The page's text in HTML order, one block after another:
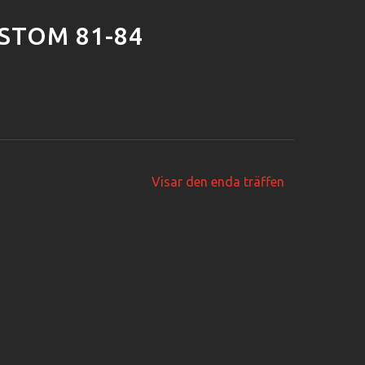
81-84
Visar den enda träffen